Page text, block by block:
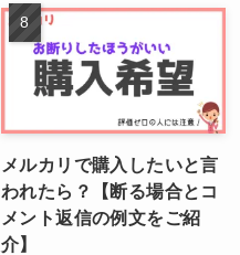
メルカリで購入したいと言
われたら？【断る場合とコ
メント返信の例文をご紹
介】